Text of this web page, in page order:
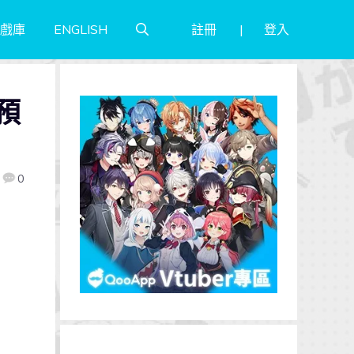
庫 ENGLISH 註冊 登入
0